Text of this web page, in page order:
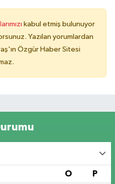
kabul etmiş bulunuyor
Yazılan yorumlardan
Özgür Haber Sitesi
O P